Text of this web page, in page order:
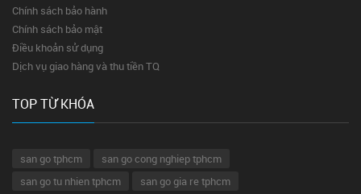
Chính sách bảo hành
Chính sách bảo mật
Điều khoản sử dụng
Dịch vụ giao hàng và thu tiền TQ
TOP TỪ KHÓA
san go tphcm
san go cong nghiep tphcm
san go tu nhien tphcm
san go gia re tphcm